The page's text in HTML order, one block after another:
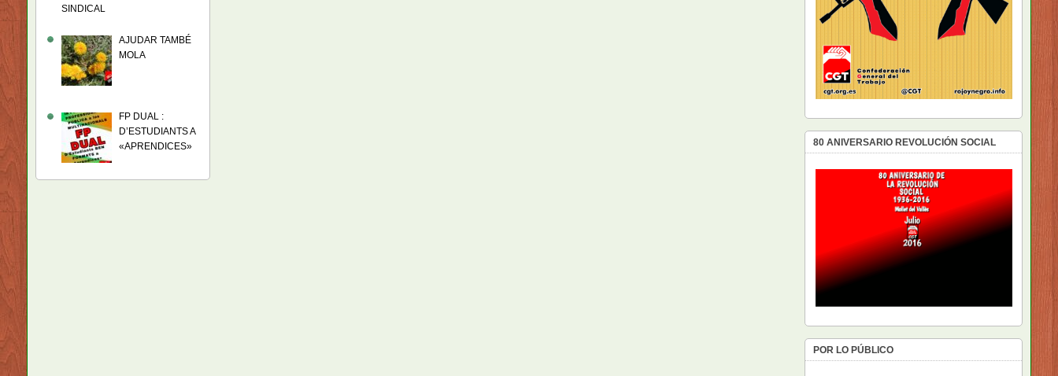
SINDICAL
AJUDAR TAMBÉ
MOLA
FP DUAL :
D’ESTUDIANTS A
«APRENDICES»
80 ANIVERSARIO REVOLUCIÓN SOCIAL
POR LO PÚBLICO